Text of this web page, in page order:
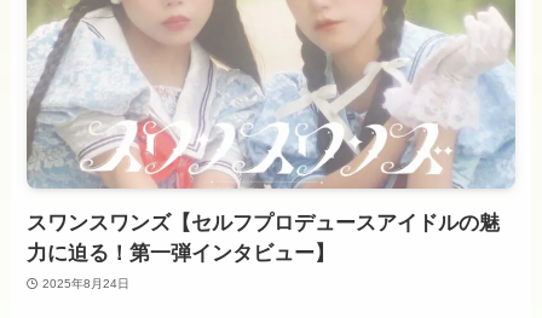
スワンスワンズ【セルフプロデュースアイドルの魅
力に迫る！第一弾インタビュー】
2025年8月24日